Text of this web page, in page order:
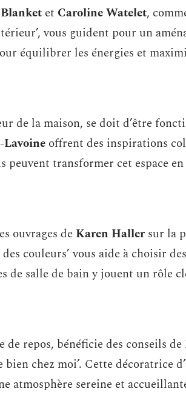
et Caroline Watelet,
vous guident pour un
équilibrer les énergies et
de la maison, se doit d’être
offrent des inspirations
peuvent transformer cet espace
ouvrages de Karen Haller sur la
couleurs’ vous aide à choisir
de salle de bain y jouent un rôle
de repos, bénéficie des conseils de
bien chez moi’. Cette décoratrice
atmosphère sereine et